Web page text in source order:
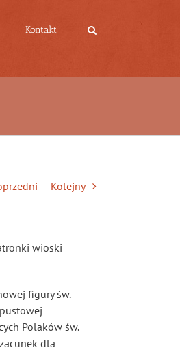
Kontakt
Kolejny
wioski
figury św.
Polaków św.
dla